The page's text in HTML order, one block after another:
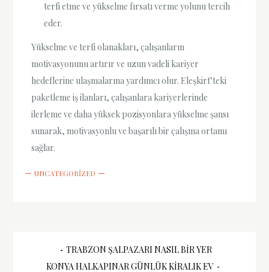
terfi etme ve yükselme fırsatı verme yolunu tercih
eder.
Yükselme ve terfi olanakları, çalışanların
motivasyonunu artırır ve uzun vadeli kariyer
hedeflerine ulaşmalarına yardımcı olur. Eleşkirt’teki
paketleme iş ilanları, çalışanlara kariyerlerinde
ilerleme ve daha yüksek pozisyonlara yükselme şansı
sunarak, motivasyonlu ve başarılı bir çalışma ortamı
sağlar.
UNCATEGORIZED
Yazı TRABZON ŞALPAZARI NASIL BIR YER
KONYA HALKAPINAR GÜNLÜK KIRALIK EV